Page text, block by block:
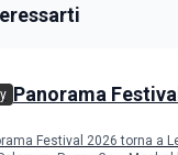
Panorama
Festival 2026 torna a